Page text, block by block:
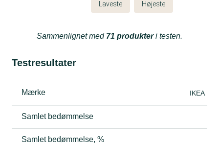
Laveste Højeste
Sammenlignet med 71 produkteri testen.
Testresultater
Mærke IKEA
Samlet bedømmelse
Samlet bedømmelse, %